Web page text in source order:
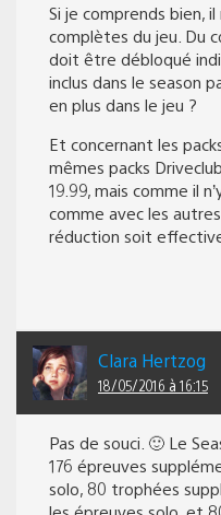
Si je comprends bien,
complètes du jeu. Du
doit être débloqué
inclus dans le season
en plus dans le jeu ?
Et concernant les
mêmes packs
19.99, mais comme il
comme avec les
réduction soit
Clara Hertzog
18/05/2016 à 16:15
Pas de souci. 🙂 Le
176 épreuves
solo, 80 trophées